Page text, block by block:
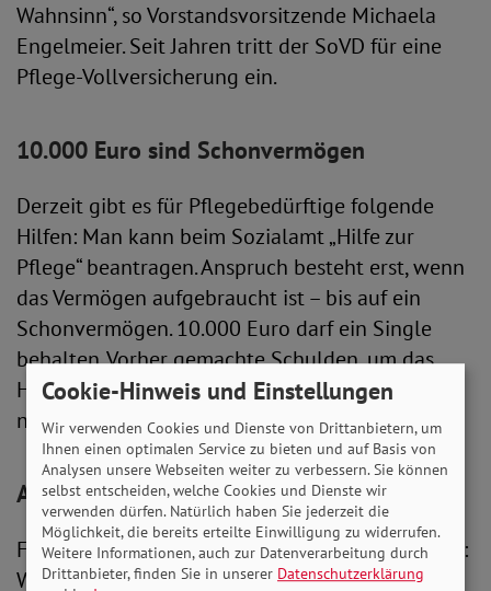
Wahnsinn“, so Vorstandsvorsitzende Michaela
Engelmeier. Seit Jahren tritt der SoVD für eine
Pflege-Vollversicherung ein.
10.000 Euro sind Schonvermögen
Derzeit gibt es für Pflegebedürftige folgende
Hilfen: Man kann beim Sozialamt „Hilfe zur
Pflege“ beantragen. Anspruch besteht erst, wenn
das Vermögen aufgebraucht ist – bis auf ein
Schonvermögen. 10.000 Euro darf ein Single
behalten. Vorher gemachte Schulden, um das
Heim zu bezahlen, übernehme das Amt aber
nicht, warnen die Verbraucherzentralen (VZ).
Auch Wohngeld ist eine Option
Fehlt weniger, kann eine andere Leistung helfen:
Wohngeld. Auch fürs Heim beantragt man es bei
Cookie-Hinweis und Einstellungen
Wir verwenden Cookies und Dienste von Drittanbietern, um
Ihnen einen optimalen Service zu bieten und auf Basis von
Analysen unsere Webseiten weiter zu verbessern. Sie können
selbst entscheiden, welche Cookies und Dienste wir
verwenden dürfen. Natürlich haben Sie jederzeit die
Möglichkeit, die bereits erteilte Einwilligung zu widerrufen.
Weitere Informationen, auch zur Datenverarbeitung durch
Drittanbieter, finden Sie in unserer Datenschutzerklärung